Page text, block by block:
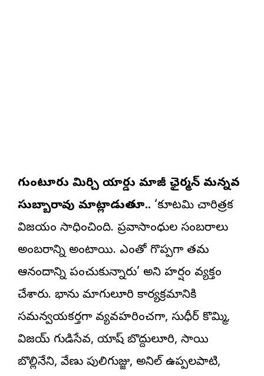
గుంటూరు మిర్చి యార్డు మాజీ ఛైర్మన్‌ మన్నవ
సుబ్బారావు మాట్లాడుతూ.. ‘కూటమి చారిత్రక
విజయం సాధించింది. ప్రవాసాంధ్రుల సంబరాలు
అంబరాన్ని అంటాయి. ఎంతో గొప్పగా తమ
ఆనందాన్ని పంచుకున్నారు’ అని హర్షం వ్యక్తం
చేశారు. భాను మాగులూరి కార్యక్రమానికి
సమన్వయకర్తగా వ్యవహరించగా, సుధీర్‌ కొమ్మి,
విజయ్‌ గుడిసేవ, యాష్‌ బొద్దులూరి, సాయి
బొల్లినేని, వేణు పులిగుజ్జు, అనిల్‌ ఉప్పలపాటి,